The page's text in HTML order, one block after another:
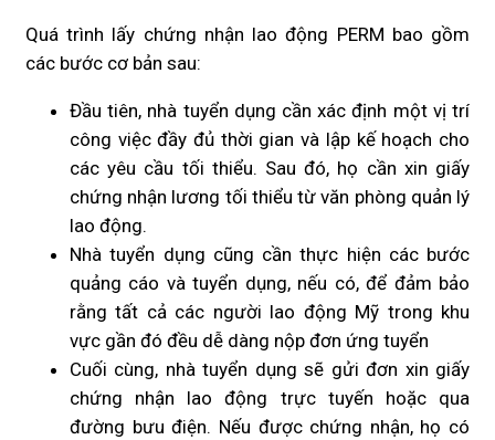
Quá trình lấy chứng nhận lao động PERM bao gồm
các bước cơ bản sau:
Đầu tiên, nhà tuyển dụng cần xác định một vị trí
công việc đầy đủ thời gian và lập kế hoạch cho
các yêu cầu tối thiểu. Sau đó, họ cần xin giấy
chứng nhận lương tối thiểu từ văn phòng quản lý
lao động.
Nhà tuyển dụng cũng cần thực hiện các bước
quảng cáo và tuyển dụng, nếu có, để đảm bảo
rằng tất cả các người lao động Mỹ trong khu
vực gần đó đều dễ dàng nộp đơn ứng tuyển
Cuối cùng, nhà tuyển dụng sẽ gửi đơn xin giấy
chứng nhận lao động trực tuyến hoặc qua
đường bưu điện. Nếu được chứng nhận, họ có